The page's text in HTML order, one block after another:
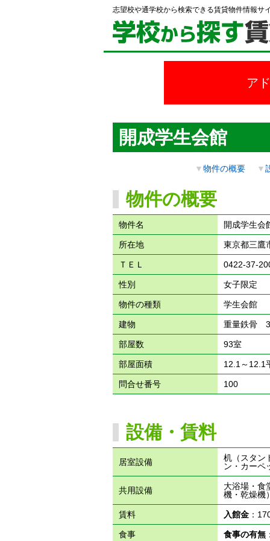
志望校や通学校から検索できる賃貸物件情報サ
ア
開成学生会館
▼物件の概要 ▼
物件の概要
物件名 開成学生会
所在地 東京都三鷹
ＴＥＬ 0422-37-
性別 女子限定
物件の種類 学生会館
建物 重量鉄骨
部屋数 93室
部屋面積 12.1～12.1
問合せ番号 100
設備・賃料
居室設備
机（スタン
ン・カーペ
共用設備
大浴場・食
機・乾燥機
賃料 入館金：
食事 食事の有無